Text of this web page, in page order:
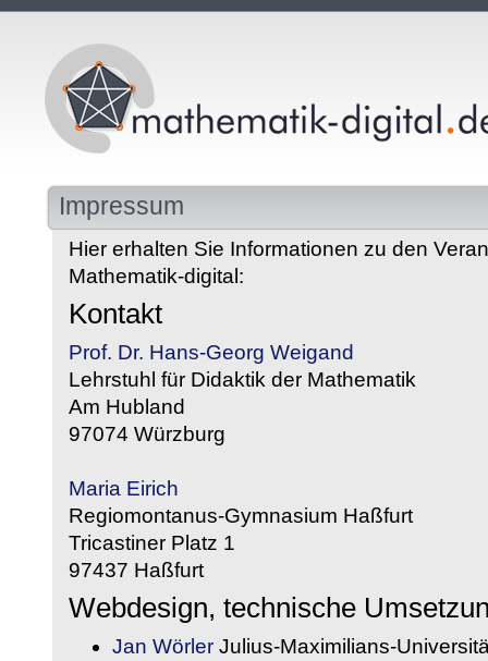
Impressum
Hier erhalten Sie Informationen zu den
Mathematik-digital:
Kontakt
Prof. Dr. Hans-Georg Weigand
Lehrstuhl für Didaktik der Mathematik
Am Hubland
97074 Würzburg
Maria Eirich
Regiomontanus-Gymnasium Haßfurt
Tricastiner Platz 1
97437 Haßfurt
Webdesign, technische
Jan Wörler Julius-Maximilians-